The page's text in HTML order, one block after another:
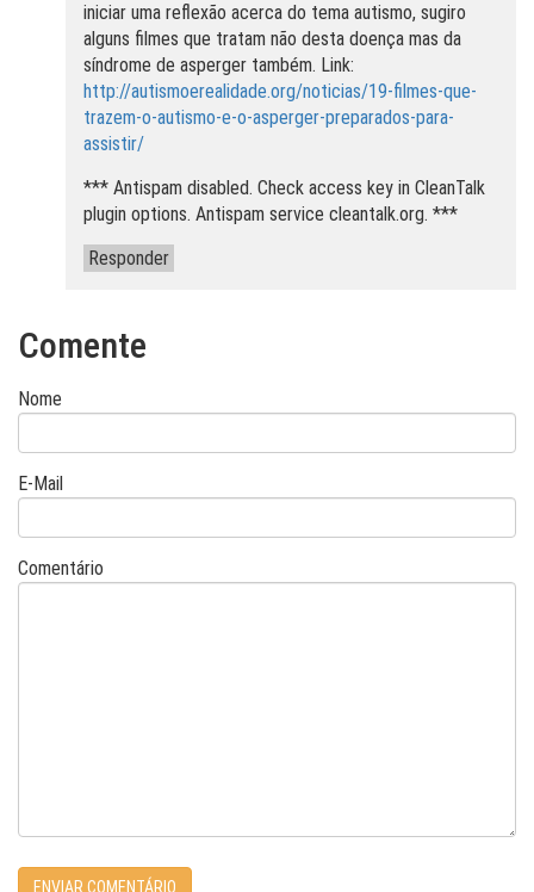
iniciar uma reflexão acerca do tema autismo, sugiro
alguns filmes que tratam não desta doença mas da
síndrome de asperger também. Link:
http://autismoerealidade.org/noticias/19-filmes-que-
trazem-o-autismo-e-o-asperger-preparados-para-
assistir/
*** Antispam disabled. Check access key in CleanTalk
plugin options. Antispam service cleantalk.org. ***
Responder
Comente
Nome
E-Mail
Comentário